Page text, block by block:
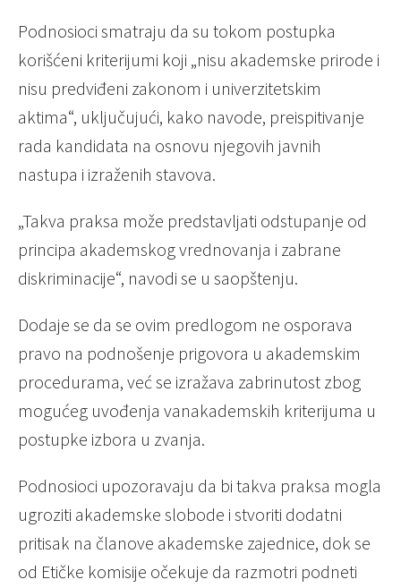
Podnosioci smatraju da su tokom postupka
korišćeni kriterijumi koji „nisu akademske prirode i
nisu predviđeni zakonom i univerzitetskim
aktima“, uključujući, kako navode, preispitivanje
rada kandidata na osnovu njegovih javnih
nastupa i izraženih stavova.
„Takva praksa može predstavljati odstupanje od
principa akademskog vrednovanja i zabrane
diskriminacije“, navodi se u saopštenju.
Dodaje se da se ovim predlogom ne osporava
pravo na podnošenje prigovora u akademskim
procedurama, već se izražava zabrinutost zbog
mogućeg uvođenja vanakademskih kriterijuma u
postupke izbora u zvanja.
Podnosioci upozoravaju da bi takva praksa mogla
ugroziti akademske slobode i stvoriti dodatni
pritisak na članove akademske zajednice, dok se
od Etičke komisije očekuje da razmotri podneti